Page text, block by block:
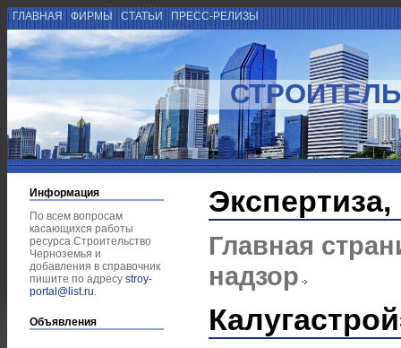
ГЛАВНАЯ ФИРМЫ СТАТЬИ ПРЕСС-РЕЛИЗЫ
Информация
По всем вопросам
касающихся работы
ресурса Строительство
Черноземья и
добавления в справочник
пишите по адресу stroy-
portal@list.ru.
Объявления
Главная
надзор